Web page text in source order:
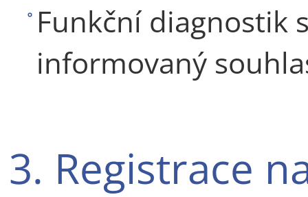
Funkční diagnostik
informovaný
3. Registrace